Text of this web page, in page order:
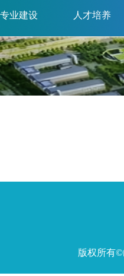
教学训练科研
专业建设 人才培养
版权所有